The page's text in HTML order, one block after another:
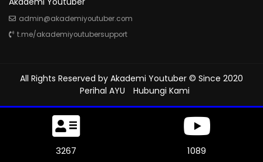
admin@akademiyoutuber.com
t.me/akademiyoutubersupport
All Rights Reserved by Akademi Youtuber © Since 2020
Perihal AYU
Hubungi Kami
3723 1241